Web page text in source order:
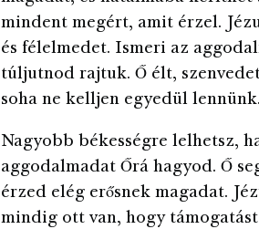
mindent megért, amit érzel.
és félelmedet. Ismeri az
túljutnod rajtuk. Ő élt,
soha ne kelljen egyedül lennünk.
Nagyobb békességre lelhetsz,
aggodalmadat Őrá hagyod. Ő
érzed elég erősnek magadat.
mindig ott van, hogy